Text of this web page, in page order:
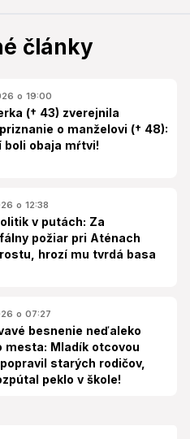
články
o 19:00
(† 43) zverejnila
o manželovi († 48):
boli obaja mŕtvi!
o 12:38
v putách: Za
požiar pri Aténach
hrozí mu tvrdá basa
o 07:27
besnenie neďaleko
mesta: Mladík otcovou
starých rodičov,
peklo v škole!